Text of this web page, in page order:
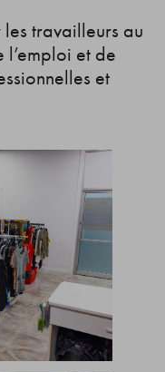
travailleurs au
l’emploi et de
et